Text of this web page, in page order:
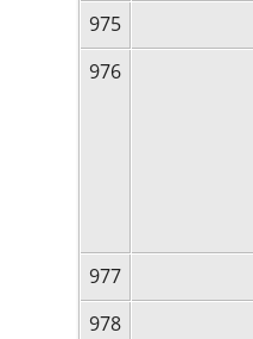
975
976
977
978